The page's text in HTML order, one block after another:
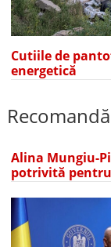
Cutiile de
energetică
Alina Mungiu-
potrivită